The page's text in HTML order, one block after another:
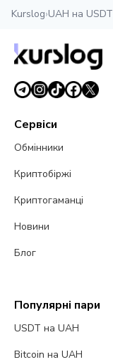
Kurslog›UAH на USDT
Сервіси
Обмінники
Криптобіржі
Криптогаманці
Новини
Блог
Популярні пари
USDT на UAH
Bitcoin на UAH